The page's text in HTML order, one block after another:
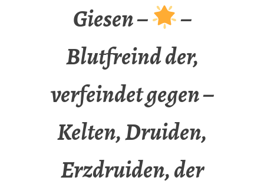
Giesen –
–
Blutfreind der,
verfeindet gegen –
Kelten, Druiden,
Erzdruiden, der